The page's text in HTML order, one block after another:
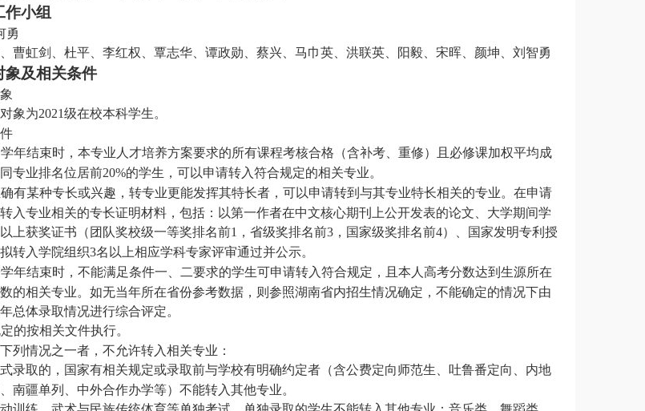
作小组
勇
曹虹剑、杜平、李红权、覃志华、谭政勋、蔡兴、马巾英、洪联英、阳毅、宋晖、颜坤、刘智勇
及相关条件
象为2021级在校本科学生。
年结束时，本专业人才培养方案要求的所有课程考核合格（含补考、重修）且必修课加权平均成
专业排名位居前20%的学生，可以申请转入符合规定的相关专业。
有某种专长或兴趣，转专业更能发挥其特长者，可以申请转到与其专业特长相关的专业。在申请
入专业相关的专长证明材料，包括：以第一作者在中文核心期刊上公开发表的论文、大学期间学
上获奖证书（团队奖校级一等奖排名前1 ，省级奖排名前3，国家级奖排名前4）、国家发明专利授
转入学院组织3名以上相应学科专家评审通过并公示。
年结束时，不能满足条件一、二要求的学生可申请转入符合规定，且本人高考分数达到生源所在
的相关专业。如无当年所在省份参考数据，则参照湖南省内招生情况确定，不能确定的情况下由
总体录取情况进行综合评定。
的按相关文件执行。
列情况之一者，不允许转入相关专业：
录取的，国家有相关规定或录取前与学校有明确约定者（含公费定向师范生、吐鲁番定向、内地
南疆单列、中外合作办学等）不能转入其他专业。